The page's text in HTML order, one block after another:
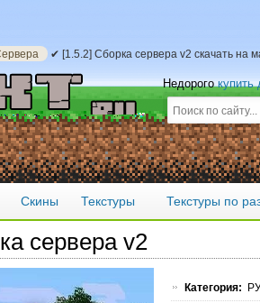
✔ [1.5.2] Сборка сервера v2 скачать на
Недорогокупить
Скины Текстуры Текстуры по
сервера v2
Категория: